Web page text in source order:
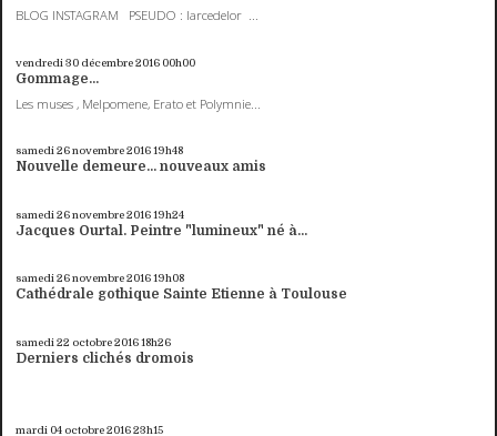
BLOG INSTAGRAM PSEUDO : larcedelor ...
vendredi 30 décembre 2016 00h00
Gommage...
Les muses , Melpomene, Erato et Polymnie...
samedi 26novembre 201619h48
Nouvelle demeure... nouveaux amis
samedi 26novembre 201619h24
Jacques Ourtal. Peintre "lumineux" né à...
samedi 26novembre 201619h08
Cathédrale gothique Sainte Etienne à Toulouse
samedi 22 octobre 201618h26
Derniers clichés dromois
mardi 04 octobre 201623h15